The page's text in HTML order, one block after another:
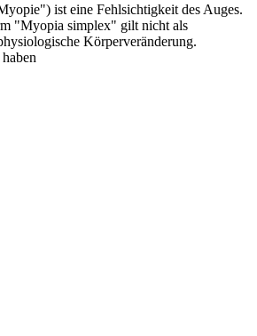
ist eine Fehlsichtigkeit des Auges.
"Myopia simplex" gilt nicht als
Körperveränderung.